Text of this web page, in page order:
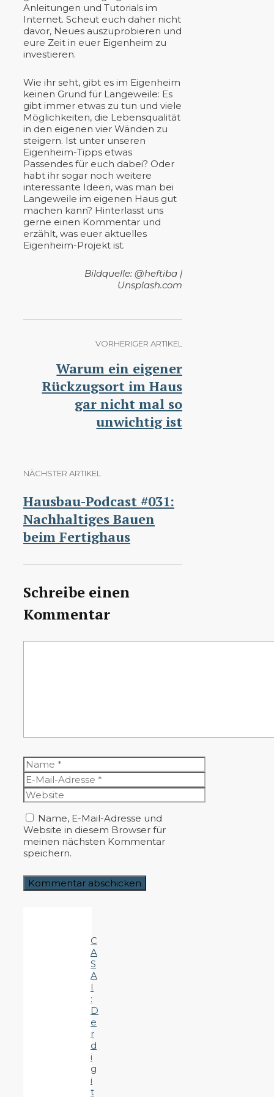
Anleitungen und Tutorials im
Internet. Scheut euch daher nicht
davor, Neues auszuprobieren und
eure Zeit in euer Eigenheim zu
investieren.
Wie ihr seht, gibt es im Eigenheim
keinen Grund für Langeweile: Es
gibt immer etwas zu tun und viele
Möglichkeiten, die Lebensqualität
in den eigenen vier Wänden zu
steigern. Ist unter unseren
Eigenheim-Tipps etwas
Passendes für euch dabei? Oder
habt ihr sogar noch weitere
interessante Ideen, was man bei
Langeweile im eigenen Haus gut
machen kann? Hinterlasst uns
gerne einen Kommentar und
erzählt, was euer aktuelles
Eigenheim-Projekt ist.
Bildquelle: @heftiba |
Unsplash.com
VORHERIGER ARTIKEL
Warum ein eigener
Rückzugsort im Haus
gar nicht mal so
unwichtig ist
NÄCHSTER ARTIKEL
Hausbau-Podcast #031:
Nachhaltiges Bauen
beim Fertighaus
Schreibe einen
Kommentar
Name
E-
Mail-
Adresse
Website
Name, E-Mail-Adresse und
Website in diesem Browser für
meinen nächsten Kommentar
speichern.
C
A
S
A
I
:
D
e
r
d
i
g
i
t